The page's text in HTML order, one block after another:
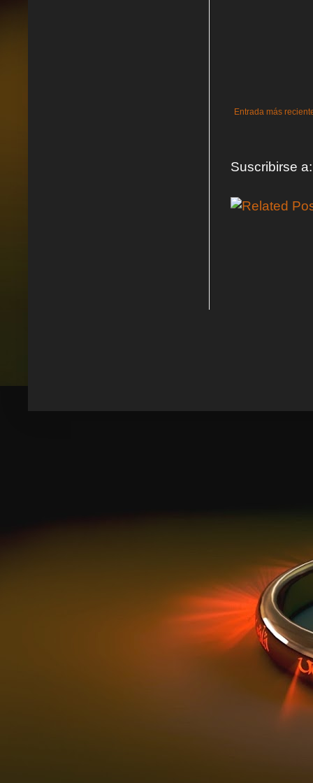
Entrada más
Suscribirse